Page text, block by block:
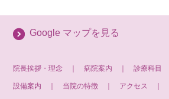
Google マップを見る
院長挨拶・理念 ｜病院案内 ｜診療科目
設備案内 当院の特徴 アクセス